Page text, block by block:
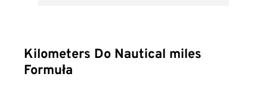
Kilometers Do Nautical miles
Formuła